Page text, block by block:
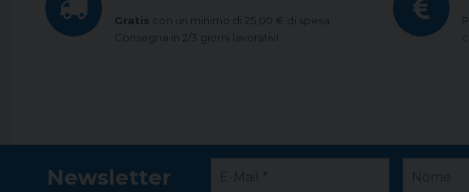
Gratis con un minimo di 25,00 € di spesa.
Consegna in 2/3 giorni lavorativi
Newsletter